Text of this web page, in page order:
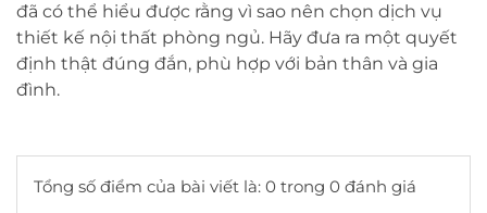
đã có thể hiểu được rằng vì sao nên chọn dịch vụ
thiết kế nội thất phòng ngủ. Hãy đưa ra một quyết
định thật đúng đắn, phù hợp với bản thân và gia
đình.
Tổng số điểm của bài viết là: 0 trong 0 đánh giá